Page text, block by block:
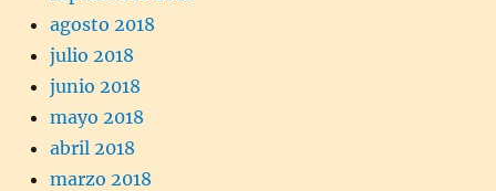
agosto 2018
julio 2018
junio 2018
mayo 2018
abril 2018
marzo 2018